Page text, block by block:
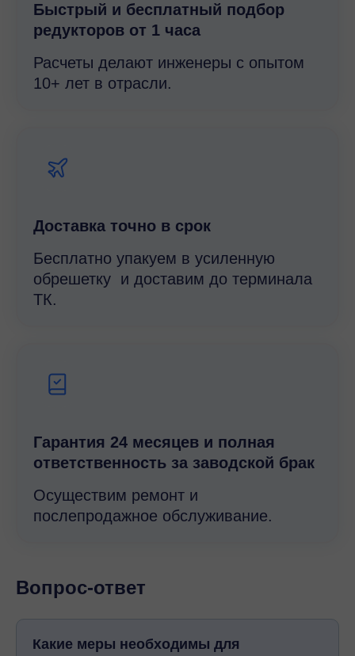
Быстрый и беcплатный подбор
редукторов от 1 часа
Расчеты делают инженеры с опытом
10+ лет в отрасли.
Доставка точно в срок
Бесплатно упакуем в усиленную
обрешетку и доставим до терминала
ТК.
Гарантия 24 месяцев и полная
ответственность за заводской брак
Осуществим ремонт и
послепродажное обслуживание.
Вопрос-ответ
Какие меры необходимы для